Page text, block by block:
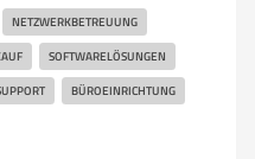
NETZWERKBETREUUNG
SOFTWARELÖSUNGEN
BÜROEINRICHTUNG